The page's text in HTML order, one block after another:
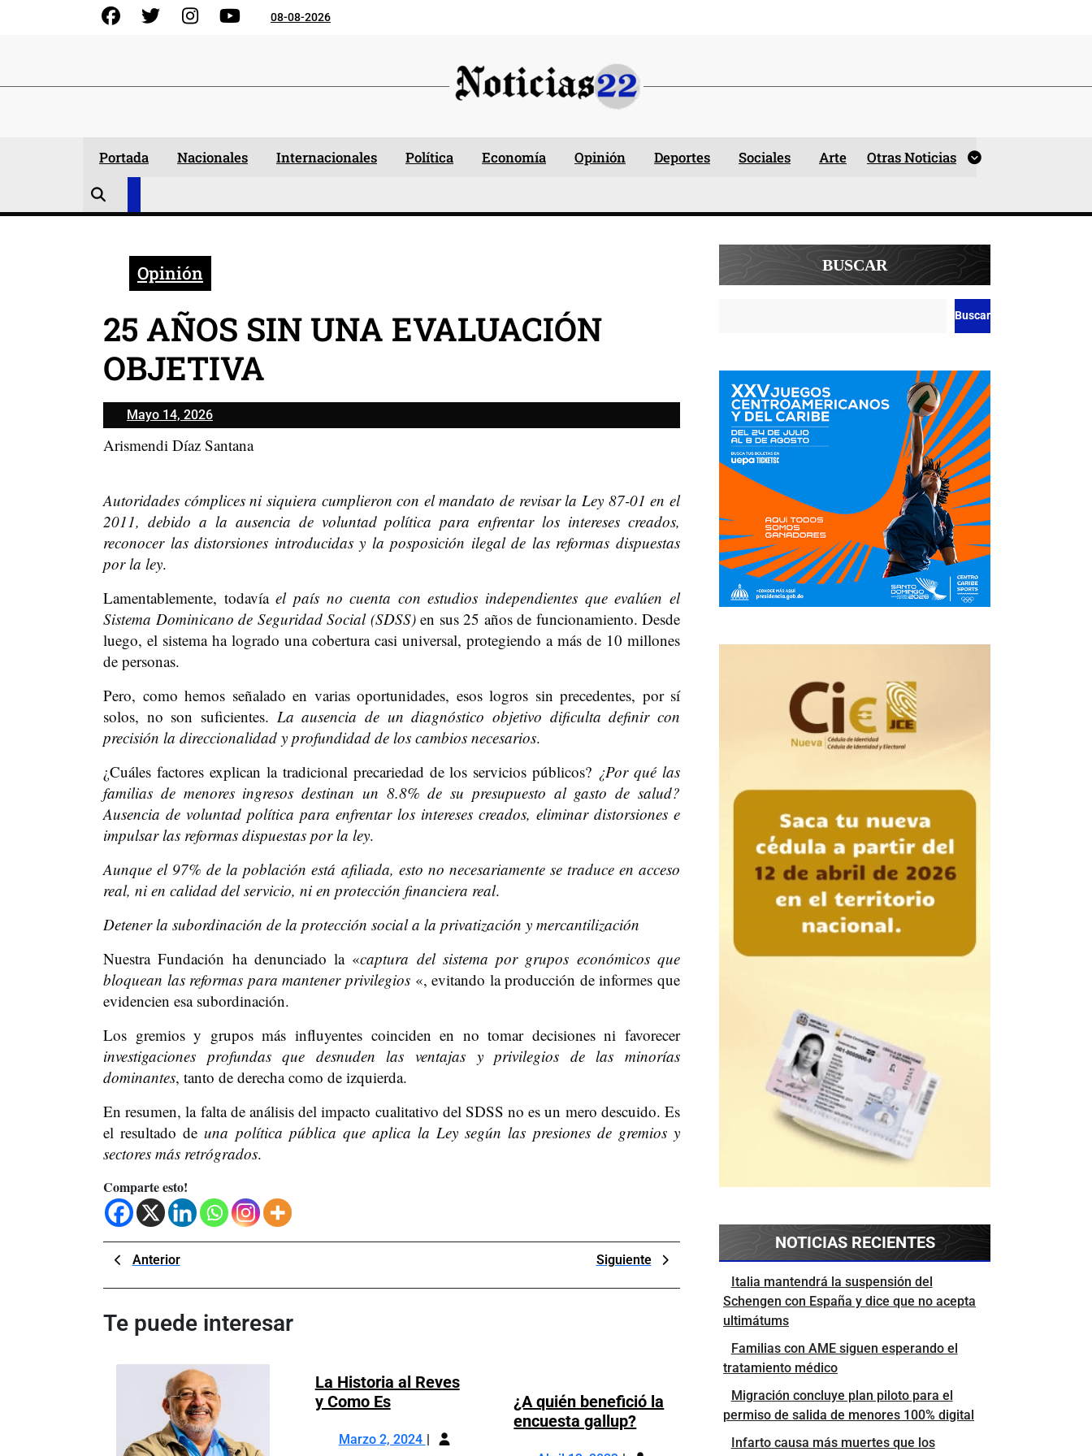
FacebookGorjeo InstagramYouTube08-08-2026
Portada Nacionales Internacionales Política Economía Opinión Deportes Sociales Arte Otras Noticias
Opinión
25 AÑOS SIN UNA EVALUACIÓN
OBJETIVA
Mayo 14, 2026Mayo
14,
2026
Arismendi Díaz Santana
Autoridades cómplices ni siquiera cumplieron con el mandato de revisar la Ley 87-01 en el
2011, debido a la ausencia de voluntad política para enfrentar los intereses creados,
reconocer las distorsiones introducidas y la posposición ilegal de las reformas dispuestas
por la ley.
Lamentablemente, todavíael país no cuenta con estudios independientes que evalúen el
Sistema Dominicano de Seguridad Social (SDSS)en sus 25 años de funcionamiento. Desde
luego, el sistema ha logrado una cobertura casi universal, protegiendo a más de 10 millones
de personas.
Pero, como hemos señalado en varias oportunidades, esos logros sin precedentes, por sí
solos, no son suficientes. La ausencia de un diagnóstico objetivo dificulta definir con
precisión la direccionalidad y profundidad de los cambios necesarios.
¿Cuáles factores explican la tradicional precariedad de los servicios públicos? ¿Por qué las
familias de menores ingresos destinan un 8.8% de su presupuesto al gasto de salud?
Ausencia de voluntad política para enfrentar los intereses creados, eliminar distorsiones e
impulsar las reformas dispuestas por la ley.
Aunque el 97% de la población está afiliada, esto no necesariamente se traduce en acceso
real, ni en calidad del servicio, ni en protección financiera real.
Detener la subordinación de la protección social a la privatización y mercantilización
Nuestra Fundación ha denunciado la «captura del sistema por grupos económicos que
bloquean las reformas para mantener privilegios«, evitando la producción de informes que
evidencien esa subordinación.
Los gremios y grupos más influyentes coinciden en no tomar decisiones ni favorecer
investigaciones profundas que desnuden las ventajas y privilegios de las minorías
dominantes, tanto de derecha como de izquierda.
En resumen, la falta de análisis del impacto cualitativo del SDSS no es un mero descuido. Es
el resultado deuna política pública que aplica la Ley según las presiones de gremios y
sectores más retrógrados.
Comparte esto!
Navegación
de
entradas
AnteriorPrevious
Siguiente
Te puede interesar
La Historia al Reves
y Como EsLa
al
Marzo 2, 2024 Marzo
¿A quién benefició la
encuesta gallup?¿A
BUSCAR
Buscar
NOTICIAS RECIENTES
Italia mantendrá la suspensión del
Schengen con España y dice que no acepta
ultimátums
Familias con AME siguen esperando el
tratamiento médico
Migración concluye plan piloto para el
permiso de salida de menores 100% digital
Infarto causa más muertes que los